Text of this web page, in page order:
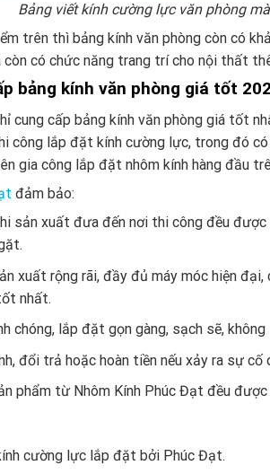
Bảng viết kính cường lực văn phòng
trên thì bảng kính văn phòng còn có
còn có chức năng trang trí cho nội thất
bảng kính văn phòng giá tốt
cung cấp bảng kính văn phòng giá tốt
công lắp đặt kính cường lực, trong đó
gia công lắp đặt nhôm kính hàng đầu
đảm bảo:
sản xuất đưa đến nơi thi công đều
xuất rộng rãi, đầy đủ máy móc hiện
nhất.
chóng, lắp đặt gọn gàng, sạch sẽ,
đổi trả hoặc hoàn tiền nếu xảy ra sự cố
phẩm từ Nhôm Kính Phúc Đạt đều